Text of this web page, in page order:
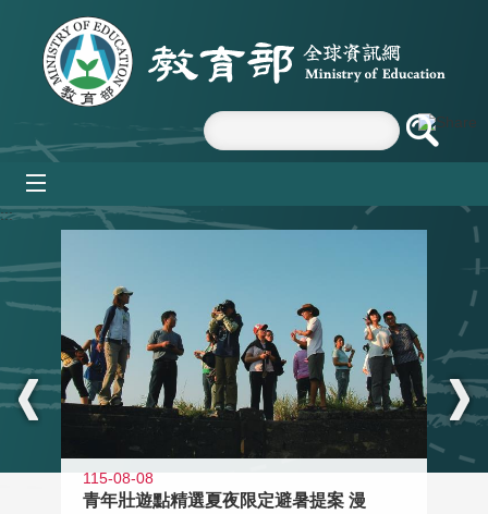
跳到主要內容區塊
:::
115-08-08
青年壯遊點精選夏夜限定避暑提案 漫